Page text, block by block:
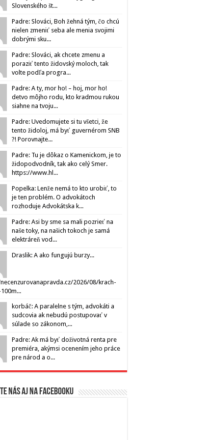
Slovenského št...
Padre: Slováci, Boh žehná tým, čo chcú
nielen zmeniť seba ale menia svojimi
dobrými sku...
Padre: Slováci, ak chcete zmenu a
poraziť tento židovský moloch, tak
volte podľa progra...
Padre: A ty, mor ho! – hoj, mor ho!
detvo môjho rodu, kto kradmou rukou
siahne na tvoju...
Padre: Uvedomujete si tu všetci, že
tento židoloj, má byť guvernérom SNB
?! Porovnajte...
Padre: Tu je dôkaz o Kamenickom, je to
židopodvodník, tak ako celý Smer.
https://www.hl...
Popelka: Lenže nemá to kto urobiť, to
je ten problém. O advokátoch
rozhoduje Advokátska k...
Padre: Asi by sme sa mali pozrieť na
naše toky, na našich tokoch je samá
elektráreň vod...
Draslik: A ako fungujú burzy...
2026/08/krach-
korbáč: A paralelne s tým, advokáti a
sudcovia ak nebudú postupovať v
súlade so zákonom,...
Padre: Ak má byť doživotná renta pre
premiéra, akýmsi ocenením jeho práce
pre národ a o...
nás aj na Facebooku